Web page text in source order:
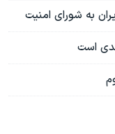
به شورای امنيت
است